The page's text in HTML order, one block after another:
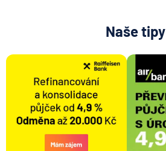
Naše tipy